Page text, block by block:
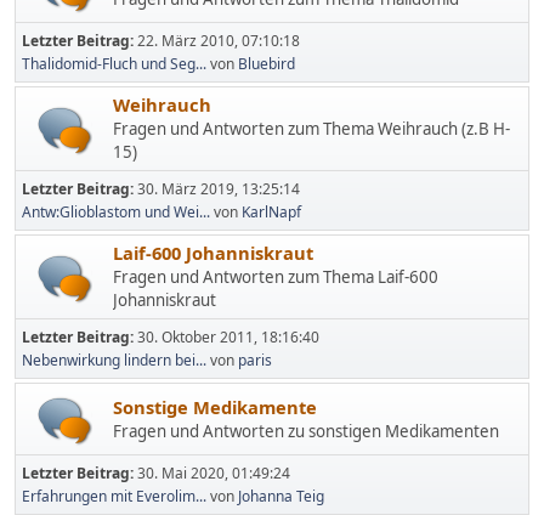
Letzter Beitrag:22. März 2010, 07:10:18
Thalidomid-Fluch und Seg...von Bluebird
Weihrauch
Fragen und Antworten zum Thema Weihrauch (z.B H-
15)
Letzter Beitrag:30. März 2019, 13:25:14
Antw:Glioblastom und Wei...von KarlNapf
Laif-600 Johanniskraut
Fragen und Antworten zum Thema Laif-600
Johanniskraut
Letzter Beitrag:30. Oktober 2011, 18:16:40
Nebenwirkung lindern bei...von paris
Sonstige Medikamente
Fragen und Antworten zu sonstigen Medikamenten
Letzter Beitrag:30. Mai 2020, 01:49:24
Erfahrungen mit Everolim...von Johanna Teig